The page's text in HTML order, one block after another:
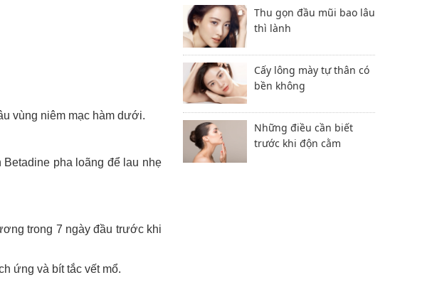
vùng niêm mạc hàm dưới.
pha loãng để lau nhẹ
trong 7 ngày đầu trước khi
ứng và bít tắc vết mổ.
Thu gọn đầu mũi bao lâu
thì lành
Cấy lông mày tự thân có
bền không
Những điều cần biết
trước khi độn cằm